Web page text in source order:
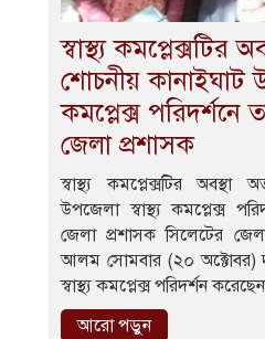
স্বাস্থ্য কমপ্লেক্সটির
শোচনীয় কানাইঘাট
কমপ্লেক্স পরিদর্শনে
জেলা প্রশাসক
স্বাস্থ্য কমপ্লেক্সটির অবস্থা
উপজেলা স্বাস্থ্য কমপ্লেক্স
জেলা প্রশাসক সিলেটের
আলম সোমবার (২০ অক্টোবর)
স্বাস্থ্য কমপ্লেক্স পরিদর্শন
আরো পড়ুন